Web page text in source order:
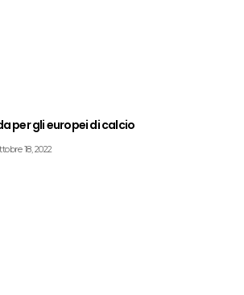
per gli europei di calcio
18, 2022